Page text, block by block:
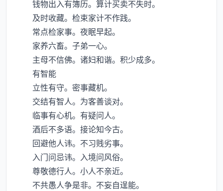
钱物出入有簿历。算计买卖不失时。
及时收藏。检束家计不作践。
常点检家事。夜眠早起。
家养六畜。子弟一心。
主母不信佛。诸妇和谐。积少成多。
有智能
立性有守。密事藏机。
交结有智人。为客善谈对。
临事有心机。有疑问人。
酒后不多语。接论知今古。
回避他人讳。不习贱劣事。
入门问忌讳。入境问风俗。
尊敬德行人。小人不亲近。
不共愚人争是非。不妄自逞能。